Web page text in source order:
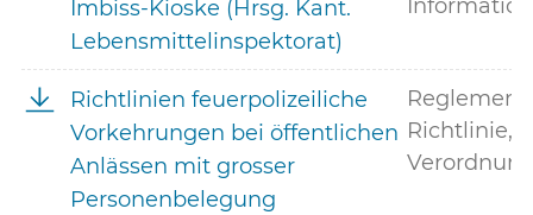
Imbiss-Kioske (Hrsg. Kant.
Lebensmittelinspektorat)
Information
Richtlinien feuerpolizeiliche
Vorkehrungen bei öffentlichen
Anlässen mit grosser
Personenbelegung
Reglement,
Richtlinie,